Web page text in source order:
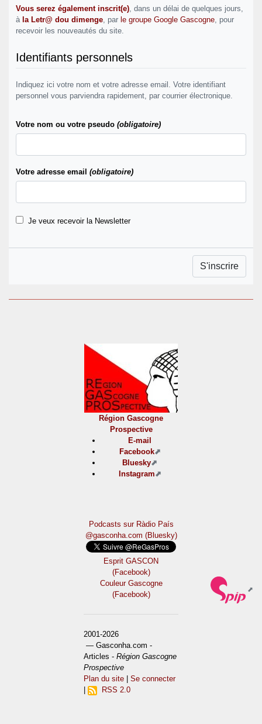
Vous serez également inscrit(e) , dans un délai de quelques jours,
à la Letr@ dou dimenge , par le groupe Google Gascogne , pour
recevoir les nouveautés du site.
Identifiants personnels
Indiquez ici votre nom et votre adresse email. Votre identifiant
personnel vous parviendra rapidement, par courrier électronique.
Votre nom ou votre pseudo (obligatoire)
Votre adresse email (obligatoire)
Je veux recevoir la Newsletter
Région Gascogne
Prospective
E-mail
Facebook
Bluesky
Instagram
Podcasts sur Ràdio País
@gasconha.com (Bluesky)
Esprit GASCON
(Facebook)
Couleur Gascogne
(Facebook)
2001-2026
— Gasconha.com -
Articles -Région Gascogne
Prospective
Plan du site |Se connecter
|
RSS 2.0